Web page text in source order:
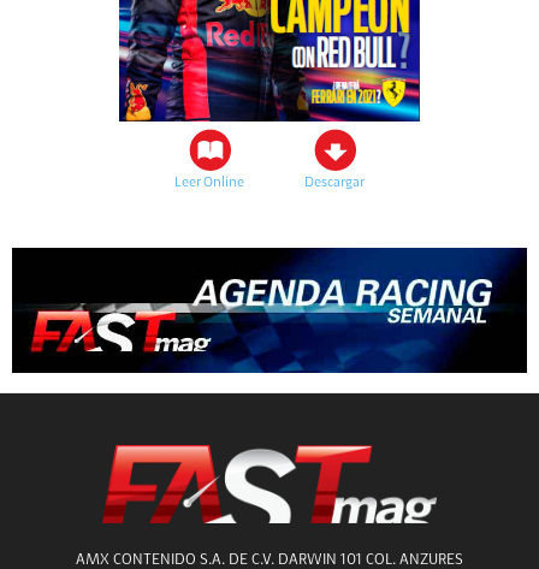
Leer Online Descargar
AMX CONTENIDO S.A. DE C.V. DARWIN 101 COL. ANZURES